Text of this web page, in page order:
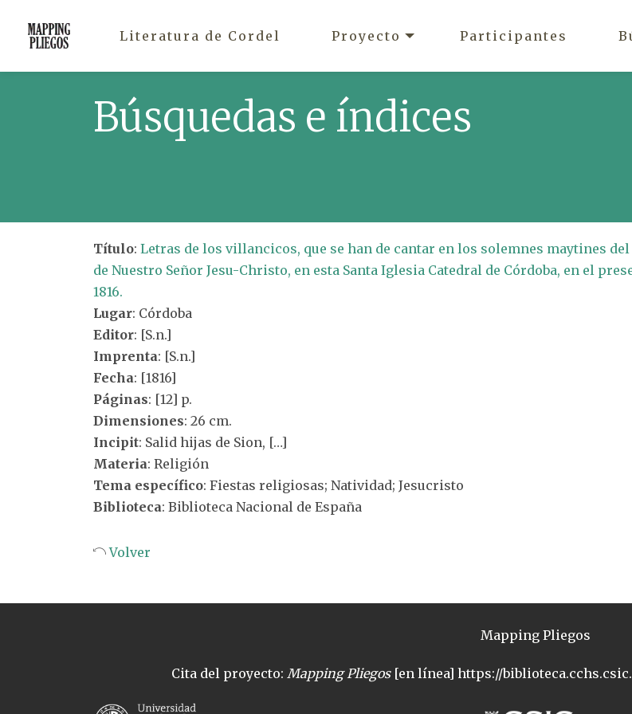
Literatura de Cordel Proyecto Participantes
Búsquedas e índices
Título: Letras de los villancicos, que se han de cantar en los solemnes maytines
de Nuestro Señor Jesu-Christo, en esta Santa Iglesia Catedral de Córdoba, en el
1816.
Lugar: Córdoba
Editor: [S.n.]
Imprenta: [S.n.]
Fecha: [1816]
Páginas: [12] p.
Dimensiones: 26 cm.
Incipit: Salid hijas de Sion, […]
Materia: Religión
Tema específico: Fiestas religiosas; Natividad; Jesucristo
Biblioteca: Biblioteca Nacional de España
Volver
Mapping Pliegos
Cita del proyecto: Mapping Pliegos[en línea] https://